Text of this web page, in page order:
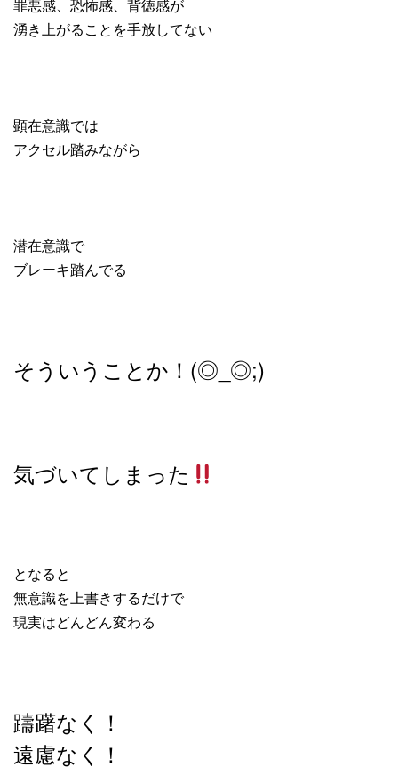
罪悪感、恐怖感、背徳感が
湧き上がることを手放してない
顕在意識では
アクセル踏みながら
潜在意識で
ブレーキ踏んでる
そういうことか！(◎_◎;)
気づいてしまった
となると
無意識を上書きするだけで
現実はどんどん変わる
躊躇なく！
遠慮なく！